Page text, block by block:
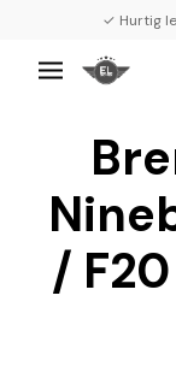
✓ Hurtig
/